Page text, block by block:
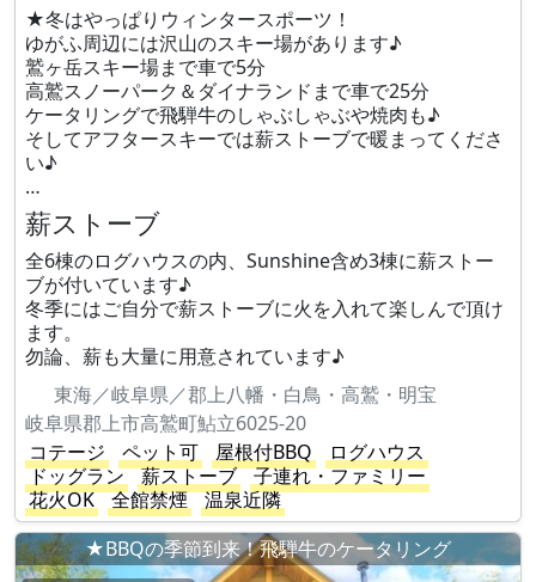
★冬はやっぱりウィンタースポーツ！
ゆがふ周辺には沢山のスキー場があります♪
鷲ヶ岳スキー場まで車で5分
高鷲スノーパーク＆ダイナランドまで車で25分
ケータリングで飛騨牛のしゃぶしゃぶや焼肉も♪
そしてアフタースキーでは薪ストーブで暖まってくださ
い♪
…
薪ストーブ
全6棟のログハウスの内、Sunshine含め3棟に薪ストー
ブが付いています♪
冬季にはご自分で薪ストーブに火を入れて楽しんで頂け
ます。
勿論、薪も大量に用意されています♪
東海／岐阜県／郡上八幡・白鳥・高鷲・明宝
岐阜県郡上市高鷲町鮎立6025-20
コテージ
ペット可 屋根付BBQ
ログハウス
ドッグラン
薪ストーブ
子連れ・ファミリー
花火OK
全館禁煙
温泉近隣
★BBQの季節到来！飛騨牛のケータリング